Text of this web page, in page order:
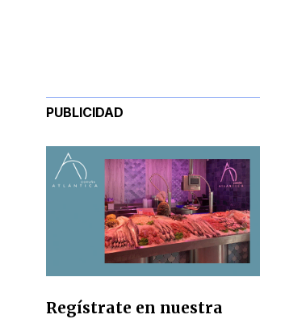
PUBLICIDAD
Regístrate en nuestra